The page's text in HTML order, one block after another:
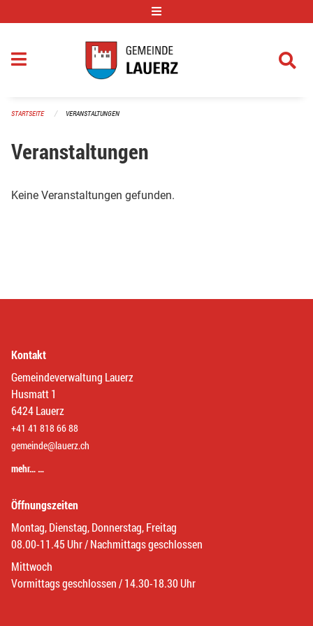
STARTSEITE VERANSTALTUNGEN
Veranstaltungen
Keine Veranstaltungen gefunden.
Kontakt
Gemeindeverwaltung Lauerz
Husmatt 1
6424 Lauerz
+41 41 818 66 88
gemeinde@lauerz.ch
mehr… …
Öffnungszeiten
Montag, Dienstag, Donnerstag, Freitag
08.00-11.45 Uhr / Nachmittags geschlossen
Mittwoch
Vormittags geschlossen / 14.30-18.30 Uhr